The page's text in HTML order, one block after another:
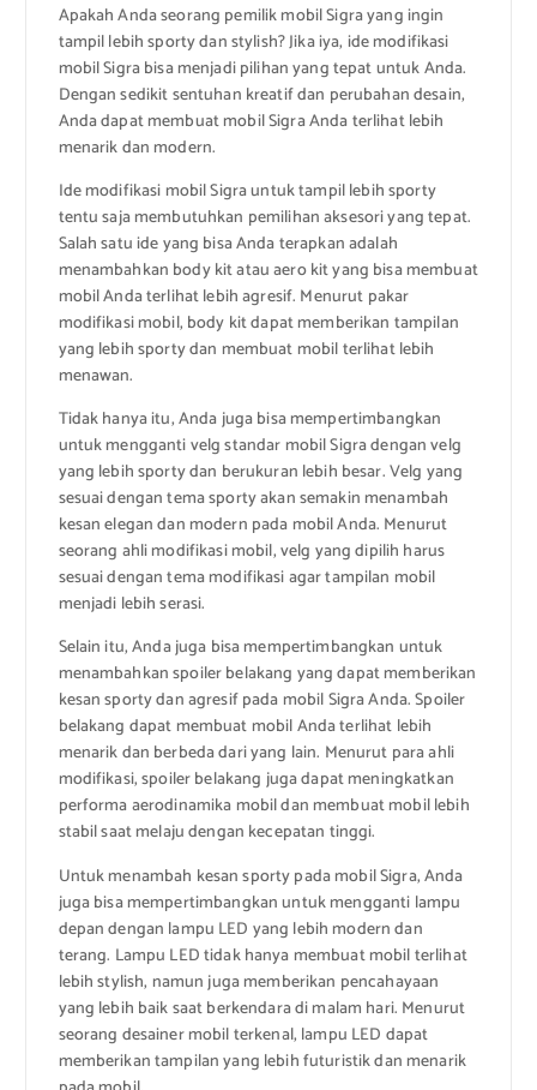
Apakah Anda seorang pemilik mobil Sigra yang ingin
tampil lebih sporty dan stylish? Jika iya, ide modifikasi
mobil Sigra bisa menjadi pilihan yang tepat untuk Anda.
Dengan sedikit sentuhan kreatif dan perubahan desain,
Anda dapat membuat mobil Sigra Anda terlihat lebih
menarik dan modern.
Ide modifikasi mobil Sigra untuk tampil lebih sporty
tentu saja membutuhkan pemilihan aksesori yang tepat.
Salah satu ide yang bisa Anda terapkan adalah
menambahkan body kit atau aero kit yang bisa membuat
mobil Anda terlihat lebih agresif. Menurut pakar
modifikasi mobil, body kit dapat memberikan tampilan
yang lebih sporty dan membuat mobil terlihat lebih
menawan.
Tidak hanya itu, Anda juga bisa mempertimbangkan
untuk mengganti velg standar mobil Sigra dengan velg
yang lebih sporty dan berukuran lebih besar. Velg yang
sesuai dengan tema sporty akan semakin menambah
kesan elegan dan modern pada mobil Anda. Menurut
seorang ahli modifikasi mobil, velg yang dipilih harus
sesuai dengan tema modifikasi agar tampilan mobil
menjadi lebih serasi.
Selain itu, Anda juga bisa mempertimbangkan untuk
menambahkan spoiler belakang yang dapat memberikan
kesan sporty dan agresif pada mobil Sigra Anda. Spoiler
belakang dapat membuat mobil Anda terlihat lebih
menarik dan berbeda dari yang lain. Menurut para ahli
modifikasi, spoiler belakang juga dapat meningkatkan
performa aerodinamika mobil dan membuat mobil lebih
stabil saat melaju dengan kecepatan tinggi.
Untuk menambah kesan sporty pada mobil Sigra, Anda
juga bisa mempertimbangkan untuk mengganti lampu
depan dengan lampu LED yang lebih modern dan
terang. Lampu LED tidak hanya membuat mobil terlihat
lebih stylish, namun juga memberikan pencahayaan
yang lebih baik saat berkendara di malam hari. Menurut
seorang desainer mobil terkenal, lampu LED dapat
memberikan tampilan yang lebih futuristik dan menarik